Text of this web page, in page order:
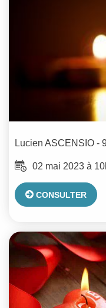
Lucien ASCENSIO -
02 mai 2023 à
CONSULTER